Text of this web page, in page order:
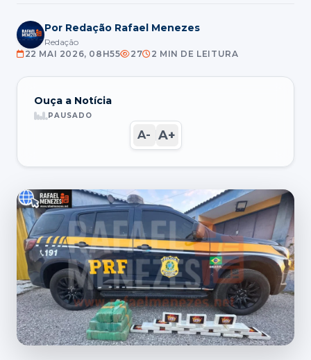
Por Redação Rafael Menezes
Redação
22 MAI 2026, 08H55
27 2 MIN DE LEITURA
Ouça a Notícia
PAUSADO
A- A+